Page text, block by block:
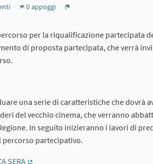
0 appoggi
per la riqualificazione partecipata
di proposta partecipata, che verrà
una serie di caratteristiche che dovrà
del vecchio cinema, che verranno
In seguito inizieranno i lavori di
percorso partecipativo.
SERA